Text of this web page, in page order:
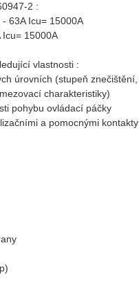
2 :
63A Icu= 15000A
15000A
vlastnosti :
úrovních (stupeň
charakteristiky)
pohybu ovládací páčky
a pomocnými